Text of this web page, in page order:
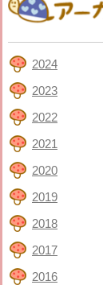
2024
2023
2022
2021
2020
2019
2018
2017
2016